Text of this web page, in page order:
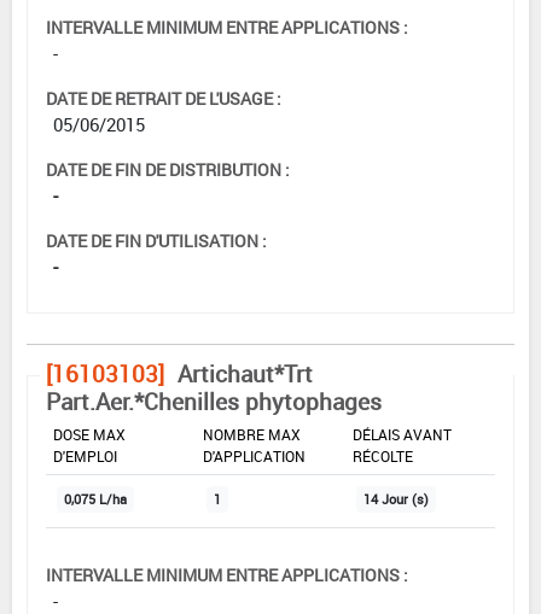
INTERVALLE MINIMUM ENTRE APPLICATIONS :
-
DATE DE RETRAIT DE L'USAGE :
05/06/2015
DATE DE FIN DE DISTRIBUTION :
-
DATE DE FIN D'UTILISATION :
-
[16103103] Artichaut*Trt
Part.Aer.*Chenilles phytophages
DOSE MAX
D'EMPLOI
NOMBRE MAX
D'APPLICATION
DÉLAIS AVANT
RÉCOLTE
0,075 L/ha 1 14 Jour (s)
INTERVALLE MINIMUM ENTRE APPLICATIONS :
-